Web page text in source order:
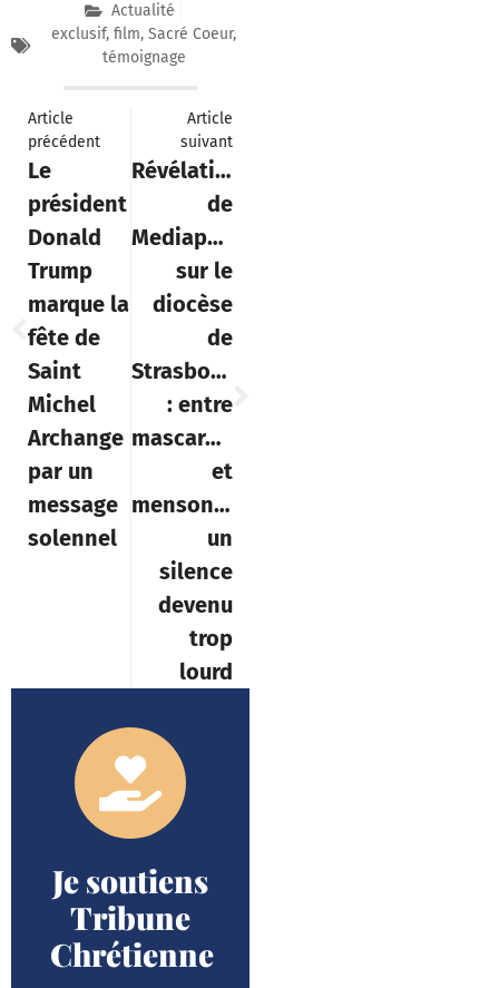
Actualité
exclusif, film, Sacré Coeur,
témoignage
Article
précédent
Le
président
Donald
Trump
marque la
fête de
Saint
Michel
Archange
par un
message
solennel
Article
suivant
Révélations
de
Mediapart
sur le
diocèse
de
Strasbourg
: entre
mascarade
et
mensonge,
un
silence
devenu
trop
lourd
Je soutiens
Tribune
Chrétienne